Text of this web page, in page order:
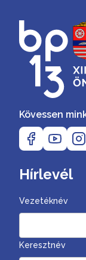
Kövessen
Hírlevél
Vezetéknév
Keresztnév